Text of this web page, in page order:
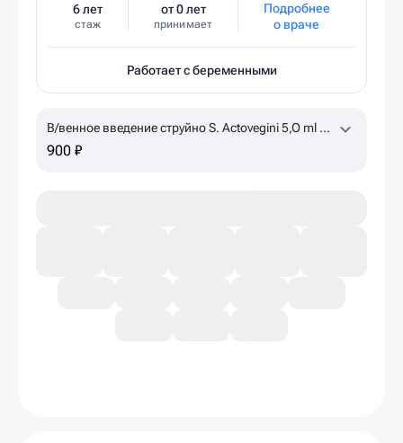
6 лет
стаж
от 0 лет
принимает
Подробнее
о враче
Работает с беременными
В/венное введение струйно S. Actovegini 5,O ml +
NaCl 0,9% 15 ml
900 ₽